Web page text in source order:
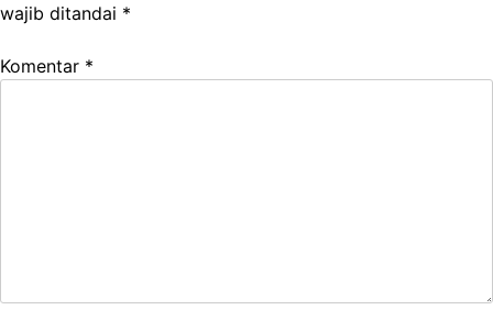
wajib ditandai *
Komentar *